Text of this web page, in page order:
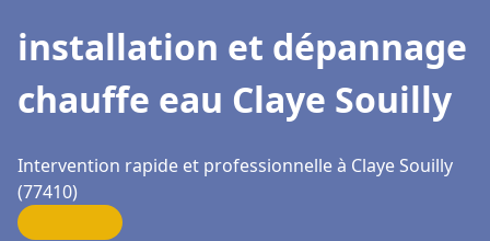
installation et dépannage
chauffe eau Claye Souilly
Intervention rapide et professionnelle à Claye Souilly
(77410)